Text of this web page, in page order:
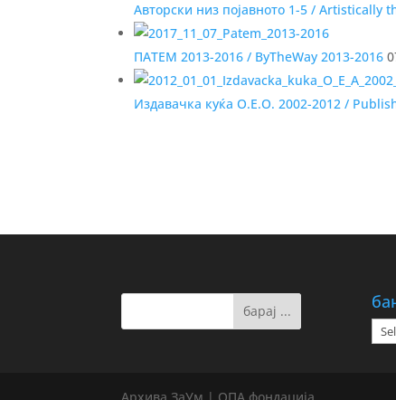
Авторски низ појавното 1-5 / Artistically
ПАТЕМ 2013-2016 / ByTheWay 2013-2016
Издавачка куќа О.Е.О. 2002-2012 /
на